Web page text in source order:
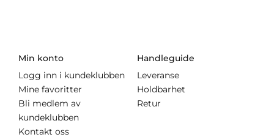
Min konto
Logg inn i kundeklubben
Mine favoritter
Bli medlem av
kundeklubben
Kontakt oss
Handleguide
Leveranse
Holdbarhet
Retur